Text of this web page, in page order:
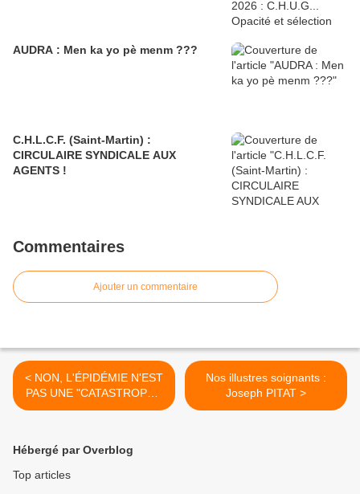
AUDRA : Men ka yo pè menm ???
C.H.L.C.F. (Saint-Martin) :
CIRCULAIRE SYNDICALE AUX
AGENTS !
Commentaires
Ajouter un commentaire
< NON, L'ÉPIDÉMIE N'EST
PAS UNE "CATASTROPHE
NATURELLE" !
Nos illustres soignants :
Joseph PITAT >
Hébergé par Overblog
Top articles